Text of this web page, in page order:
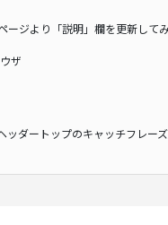
ージより「説明」欄を更新してみ
ザ
ッダートップのキャッチフレー